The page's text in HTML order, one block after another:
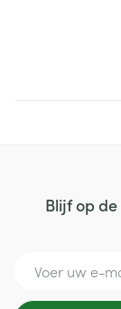
Blijf op